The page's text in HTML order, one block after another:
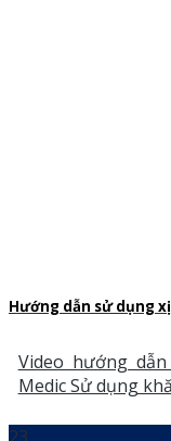
Hướng dẫn sử dụng
Video hướng
Medic Sử dụng
23